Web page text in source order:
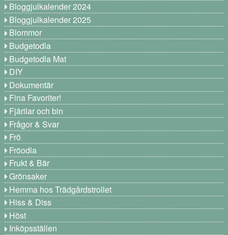
Bloggjulkalender 2024
Bloggjulkalender 2025
Blommor
Budgetodla
Budgetodla Mat
DIY
Dokumentär
Fina Favoriter!
Fjärilar och bin
Frågor & Svar
Frö
Fröodla
Frukt & Bär
Grönsaker
Hemma hos Trädgårdstrollet
Hiss & Diss
Höst
Inköpsställen